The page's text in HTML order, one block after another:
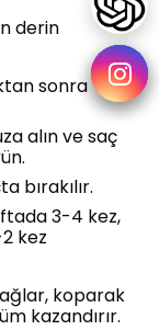
derin
sonra
alın ve saç
bırakılır.
3-4 kez,
kez
koparak
kazandırır.